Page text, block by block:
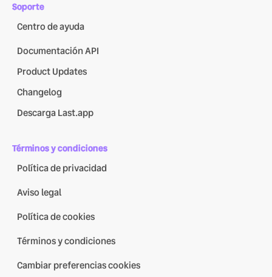
Soporte
Centro de ayuda
Documentación API
Product Updates
Changelog
Descarga Last.app
Términos y condiciones
Política de privacidad
Aviso legal
Política de cookies
Términos y condiciones
Cambiar preferencias cookies